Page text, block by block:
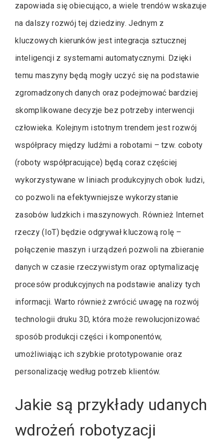
zapowiada się obiecująco, a wiele trendów wskazuje
na dalszy rozwój tej dziedziny. Jednym z
kluczowych kierunków jest integracja sztucznej
inteligencji z systemami automatycznymi. Dzięki
temu maszyny będą mogły uczyć się na podstawie
zgromadzonych danych oraz podejmować bardziej
skomplikowane decyzje bez potrzeby interwencji
człowieka. Kolejnym istotnym trendem jest rozwój
współpracy między ludźmi a robotami – tzw. coboty
(roboty współpracujące) będą coraz częściej
wykorzystywane w liniach produkcyjnych obok ludzi,
co pozwoli na efektywniejsze wykorzystanie
zasobów ludzkich i maszynowych. Również Internet
rzeczy (IoT) będzie odgrywał kluczową rolę –
połączenie maszyn i urządzeń pozwoli na zbieranie
danych w czasie rzeczywistym oraz optymalizację
procesów produkcyjnych na podstawie analizy tych
informacji. Warto również zwrócić uwagę na rozwój
technologii druku 3D, która może rewolucjonizować
sposób produkcji części i komponentów,
umożliwiając ich szybkie prototypowanie oraz
personalizację według potrzeb klientów.
Jakie są przykłady udanych
wdrożeń robotyzacji